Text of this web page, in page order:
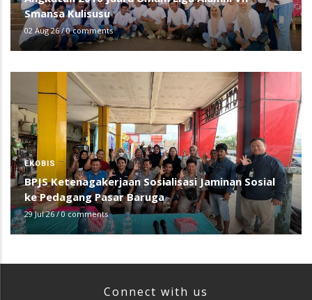
Smansa Kulisusu
02 Aug 26/0 comments
EKOBIS
BPJS Ketenagakerjaan Sosialisasi Jaminan Sosial
ke Pedagang Pasar Baruga
29 Jul 26/0 comments
Connect with us